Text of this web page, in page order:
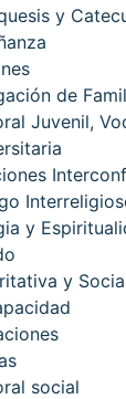
y
de
Juvenil,
y
y
social